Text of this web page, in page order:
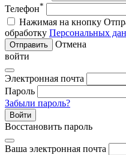
Телефон*
Нажимая на кнопку
обработку Персональных
Отправить
Отмена
войти
Электронная почта
Пароль
Забыли пароль?
Войти
Восстановить пароль
Ваша электронная почта